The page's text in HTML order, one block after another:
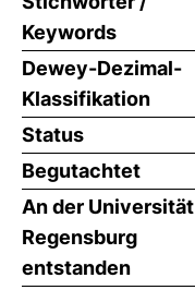
Keywords
Dewey-Dezimal-
Klassifikation
Status
Begutachtet
An der Universität
Regensburg
entstanden